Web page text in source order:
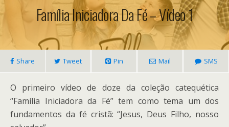
Família Iniciadora Da Fé – Vídeo 1
Share Tweet Pin Mail SMS
O primeiro vídeo de doze da coleção catequética
“Família Iniciadora da Fé” tem como tema um dos
fundamentos da fé cristã: “Jesus, Deus Filho, nosso